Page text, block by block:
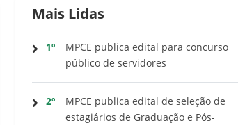
Mais Lidas
1º
MPCE publica edital para concurso
público de servidores
2º
MPCE publica edital de seleção de
estagiários de Graduação e Pós-